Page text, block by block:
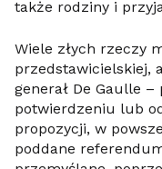
także rodziny i
Wiele złych rzeczy
przedstawicielskiej,
generał De Gaulle
potwierdzeniu lub
propozycji, w
poddane